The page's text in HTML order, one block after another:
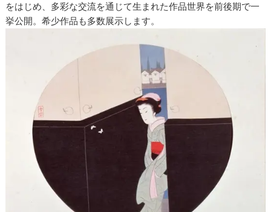
をはじめ、多彩な交流を通じて生まれた作品世界を前後期で一
挙公開。希少作品も多数展示します。